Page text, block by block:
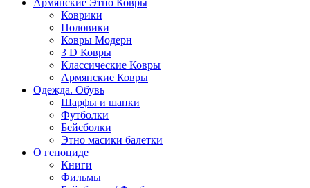
Армянские Этно Ковры
Коврики
Половики
Ковры Модерн
3 D Ковры
Классические Ковры
Армянские Ковры
Одежда. Обувь
Шарфы и шапки
Футболки
Бейсболки
Этно масики балетки
О геноциде
Книги
Фильмы